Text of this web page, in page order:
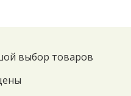
выбор товаров